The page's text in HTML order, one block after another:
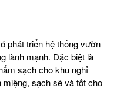
phát triển hệ thống vườn
lành mạnh. Đặc biệt là
sạch cho khu nghỉ
sạch sẽ và tốt cho